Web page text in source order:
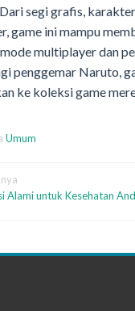
segi grafis,
game ini mampu
multiplayer dan
penggemar Naruto,
ke koleksi game
Umum
Alami untuk Kesehatan